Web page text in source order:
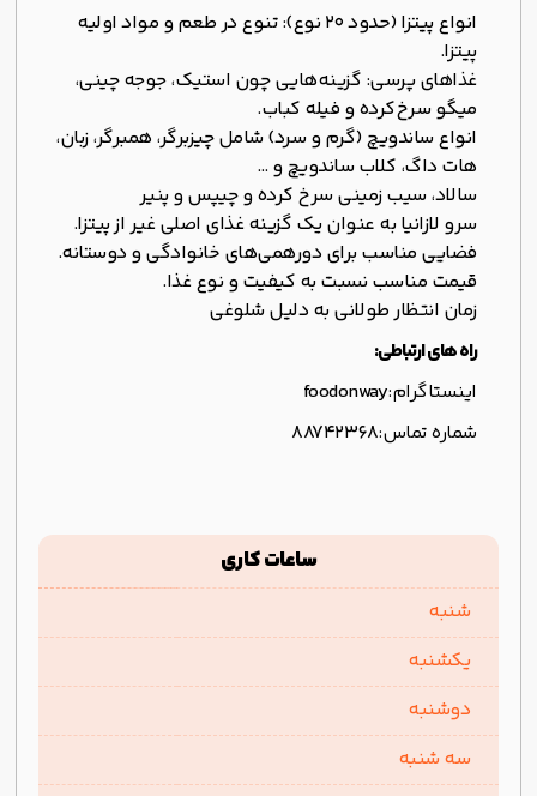
انواع پیتزا (حدود ۲۰ نوع): تنوع در طعم و مواد اولیه
پیتزا.
غذاهای پرسی: گزینه‌هایی چون استیک، جوجه چینی،
میگو سرخ‌کرده و فیله کباب.
انواع ساندویچ (گرم و سرد) شامل چیزبرگر، همبرگر، زبان،
هات داگ، کلاب ساندویچ و …
سالاد، سیب زمینی سرخ کرده و چیپس و پنیر
سرو لازانیا به عنوان یک گزینه غذای اصلی غیر از پیتزا.
فضایی مناسب برای دورهمی‌های خانوادگی و دوستانه.
قیمت مناسب نسبت به کیفیت و نوع غذا.
زمان انتظار طولانی به دلیل شلوغی
راه های ارتباطی:
اینستاگرام:foodonway
شماره تماس:88742368
ساعات کاری
شنبه
یکشنبه
دوشنبه
سه شنبه